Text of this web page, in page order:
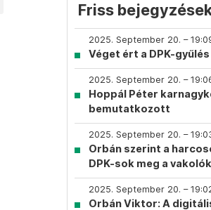
Friss
2025. September 20. –
Véget ért a DPK-gyűlés
2025. September 20. –
Hoppál Péter
bemutatkozott
2025. September 20. –
Orbán szerint a
DPK-sok meg a
2025. September 20. –
Orbán Viktor: A